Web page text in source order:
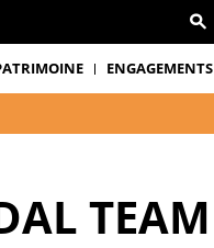
ENGAGEMENTS
TEAM